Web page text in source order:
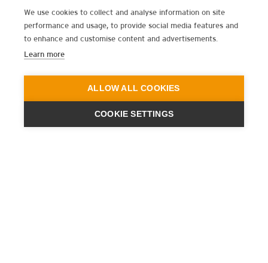
We use cookies to collect and analyse information on site
performance and usage, to provide social media features and
to enhance and customise content and advertisements.
Learn more
ALLOW ALL COOKIES
COOKIE SETTINGS